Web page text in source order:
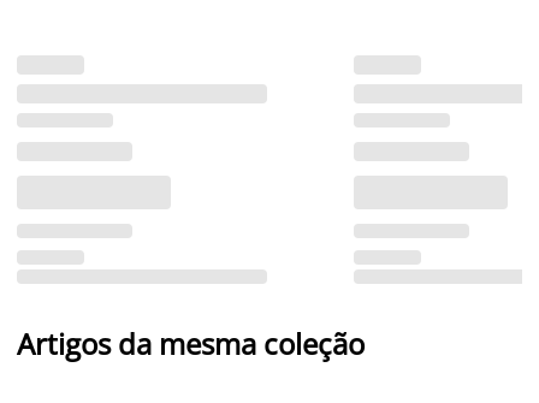
Artigos da mesma coleção